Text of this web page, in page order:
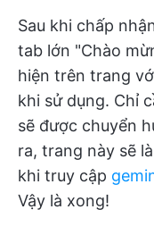
Sau khi chấp
tab lớn "Chào
hiện trên trang
khi sử dụng. Chỉ
sẽ được chuyển
ra, trang này sẽ
khi truy cập
Vậy là xong!